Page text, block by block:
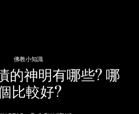
佛教小知識
的神明有哪些? 哪
比較好?